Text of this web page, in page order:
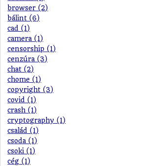
browser (2)
bálint (6)
cad (1)
camera (1)
censorship (1)
cenzúra (3)
chat (2)
chome (1)
copyright (3)
covid (1)
crash (1)
cryptography (1)
család (1)
csoda (1)
csoki (1)
cég (1)